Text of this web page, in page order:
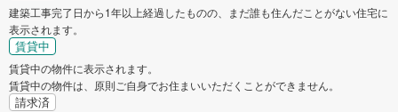
建築工事完了日から1年以上経過したものの、まだ誰も住んだことがない住宅に
表示されます。
賃貸中
賃貸中の物件に表示されます。
賃貸中の物件は、原則ご自身でお住まいいただくことができません。
請求済